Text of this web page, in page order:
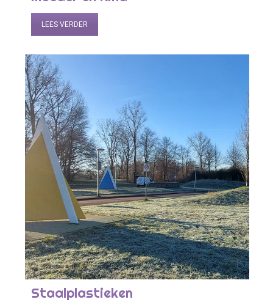
LEES VERDER
Staalplastieken